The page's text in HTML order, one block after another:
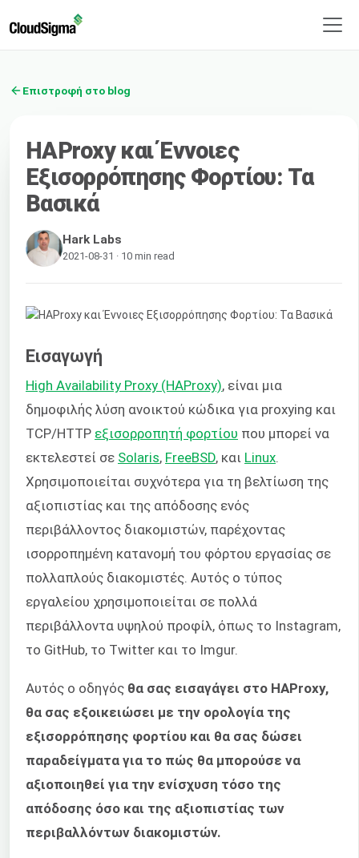
Επιστροφή στο blog
HAProxy και Έννοιες
Εξισορρόπησης Φορτίου: Τα
Βασικά
Hark Labs
2021-08-31 · 10 min read
Εισαγωγή
High Availability Proxy (HAProxy), είναι μια
δημοφιλής λύση ανοικτού κώδικα για proxying και
TCP/HTTP εξισορροπητή φορτίου που μπορεί να
εκτελεστεί σε Solaris, FreeBSD, και Linux
Χρησιμοποιείται συχνότερα για τη βελτίωση της
αξιοπιστίας και της απόδοσης ενός
περιβάλλοντος διακομιστών, παρέχοντας
ισορροπημένη κατανομή του φόρτου εργασίας σε
πολλαπλούς διακομιστές. Αυτός ο τύπος
εργαλείου χρησιμοποιείται σε πολλά
περιβάλλοντα υψηλού προφίλ, όπως το Instagram,
το GitHub, το Twitter και το Imgur.
Αυτός ο οδηγός θα σας εισαγάγει στο HAProxy,
θα σας εξοικειώσει με την ορολογία της
εξισορρόπησης φορτίου και θα σας δώσει
παραδείγματα για το πώς θα μπορούσε να
αξιοποιηθεί για την ενίσχυση τόσο της
απόδοσης όσο και της αξιοπιστίας των
περιβαλλόντων διακομιστών.